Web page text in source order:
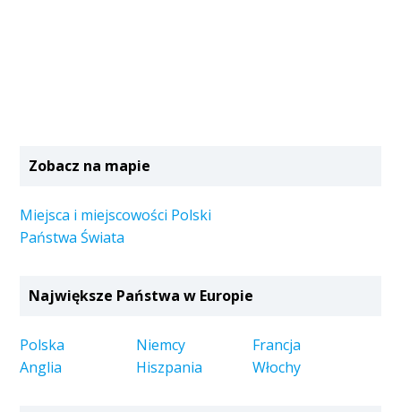
Zobacz na mapie
Miejsca i miejscowości Polski
Państwa Świata
Największe Państwa w Europie
Polska Niemcy
Francja
Anglia
Hiszpania Włochy